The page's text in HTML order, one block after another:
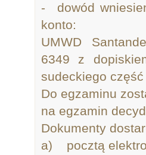
- dowód
konto:
UMWD
6349 z
sudeckiego
Do egzaminu
na egzamin
Dokumenty
a) pocztą